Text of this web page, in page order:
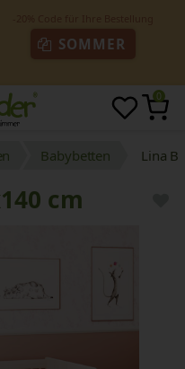
SOMMER
0
Babybetten Lina
cm